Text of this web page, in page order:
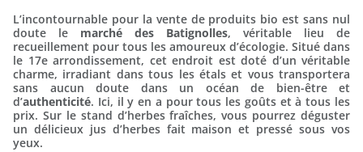
L’incontournable pour la vente de produits bio est sans nul
doute le marché des Batignolles, véritable lieu de
recueillement pour tous les amoureux d’écologie. Situé dans
le 17e arrondissement, cet endroit est doté d’un véritable
charme, irradiant dans tous les étals et vous transportera
sans aucun doute dans un océan de bien-être et
d’authenticité. Ici, il y en a pour tous les goûts et à tous les
prix. Sur le stand d’herbes fraîches, vous pourrez déguster
un délicieux jus d’herbes fait maison et pressé sous vos
yeux.